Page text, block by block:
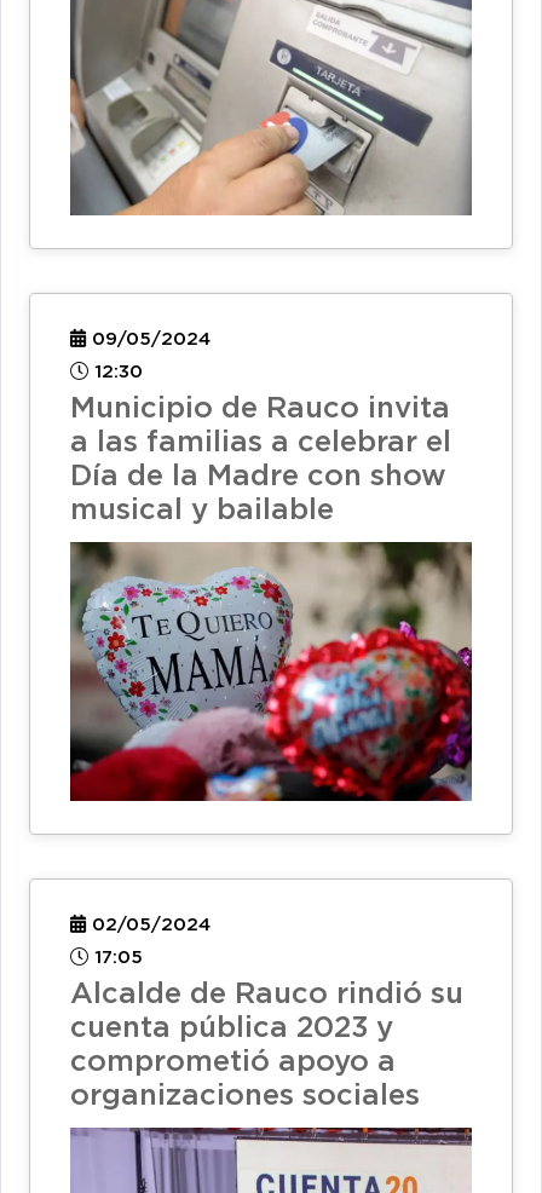
09/05/2024
12:30
Municipio de Rauco invita
a las familias a celebrar el
Día de la Madre con show
musical y bailable
02/05/2024
17:05
Alcalde de Rauco rindió su
cuenta pública 2023 y
comprometió apoyo a
organizaciones sociales